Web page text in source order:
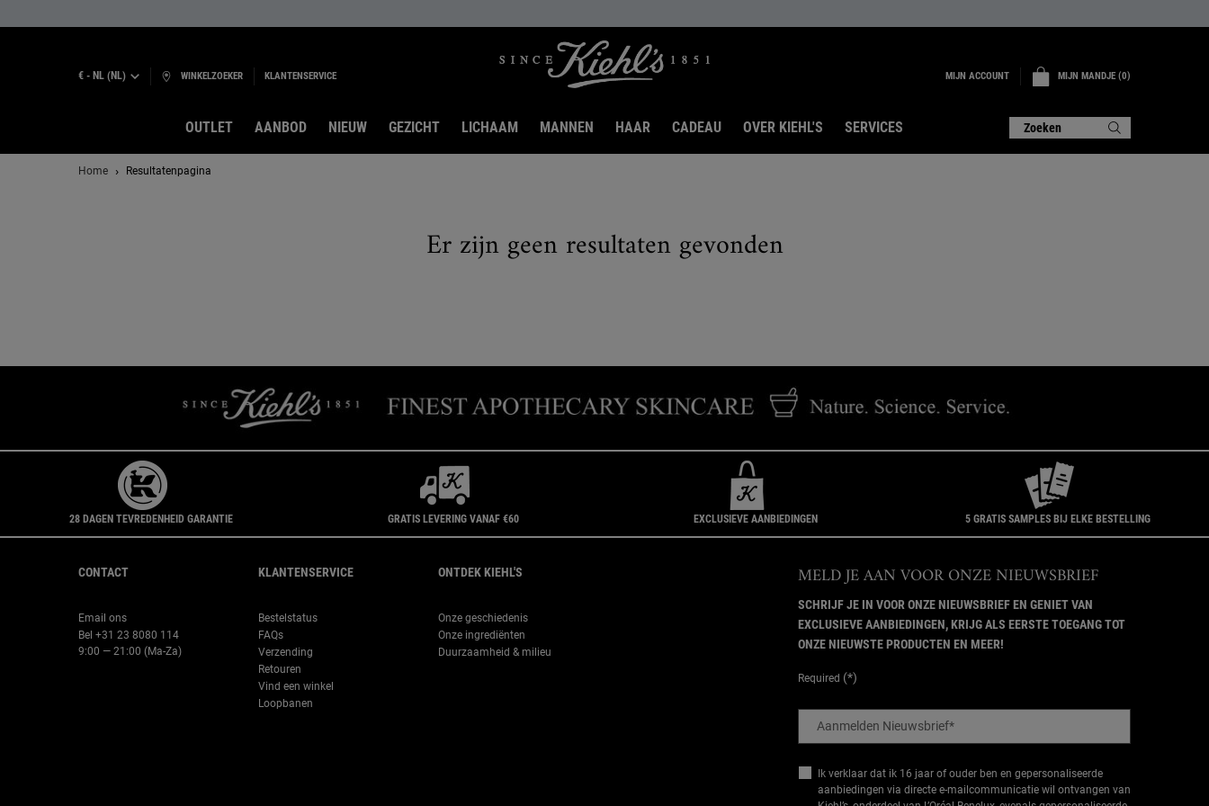
€ - NL (NL) WINKELZOEKER KLANTENSERVICE MIJN ACCOUNT MIJN MANDJE 0
0 PRODUCT
OUTLET AANBOD NIEUW GEZICHT LICHAAM MANNEN HAAR CADEAU OVER KIEHL'S SERVICES Zoeken
Home Resultatenpagina
Er zijn geen resultaten gevonden
28 DAGEN TEVREDENHEID GARANTIE GRATIS LEVERING VANAF €60 EXCLUSIEVE AANBIEDINGEN 5 GRATIS SAMPLES BIJ ELKE BESTELLING
CONTACT
Email ons
Bel +31 23 8080 114
9:00 — 21:00 (Ma-Za)
KLANTENSERVICE
Bestelstatus
FAQs
Verzending
Retouren
Vind een winkel
Loopbanen
ONTDEK KIEHL'S
Onze geschiedenis
Onze ingrediënten
Duurzaamheid & milieu
MELD JE AAN VOOR ONZE NIEUWSBRIEF
SCHRIJF JE IN VOOR ONZE NIEUWSBRIEF EN GENIET VAN
EXCLUSIEVE AANBIEDINGEN, KRIJG ALS EERSTE TOEGANG TOT
ONZE NIEUWSTE PRODUCTEN EN MEER!
Required (*)
Aanmelden Nieuwsbrief*
Ik verklaar dat ik 16 jaar of ouder ben en gepersonaliseerde
aanbiedingen via directe e-mailcommunicatie wil ontvangen van